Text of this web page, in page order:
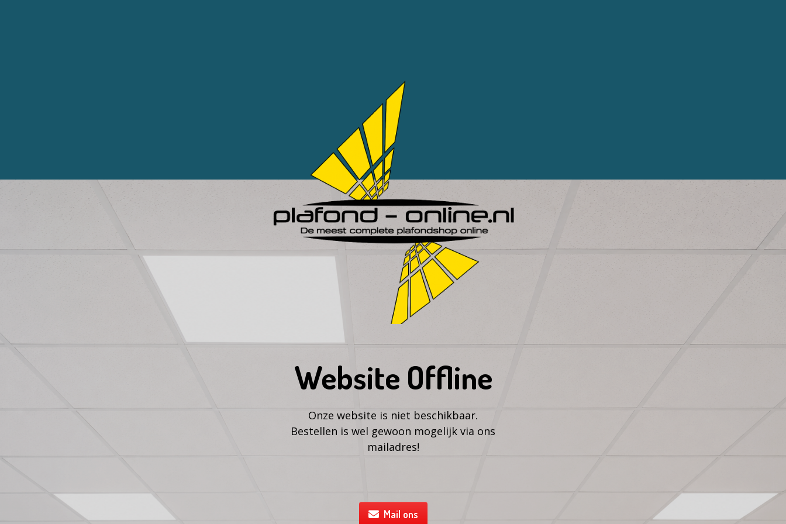
Website Offline
Onze website is niet beschikbaar.
Bestellen is wel gewoon mogelijk via ons
mailadres!
Mail ons